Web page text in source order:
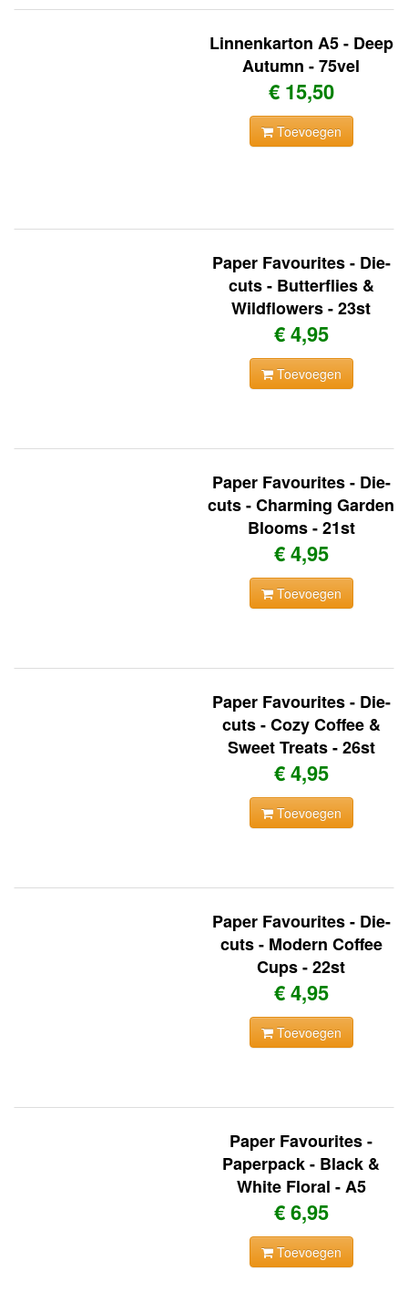
Linnenkarton A5 - Deep
Autumn - 75vel
€ 15,50
Toevoegen
Paper Favourites - Die-
cuts - Butterflies &
Wildflowers - 23st
€ 4,95
Toevoegen
Paper Favourites - Die-
cuts - Charming Garden
Blooms - 21st
€ 4,95
Toevoegen
Paper Favourites - Die-
cuts - Cozy Coffee &
Sweet Treats - 26st
€ 4,95
Toevoegen
Paper Favourites - Die-
cuts - Modern Coffee
Cups - 22st
€ 4,95
Toevoegen
Paper Favourites -
Paperpack - Black &
White Floral - A5
€ 6,95
Toevoegen